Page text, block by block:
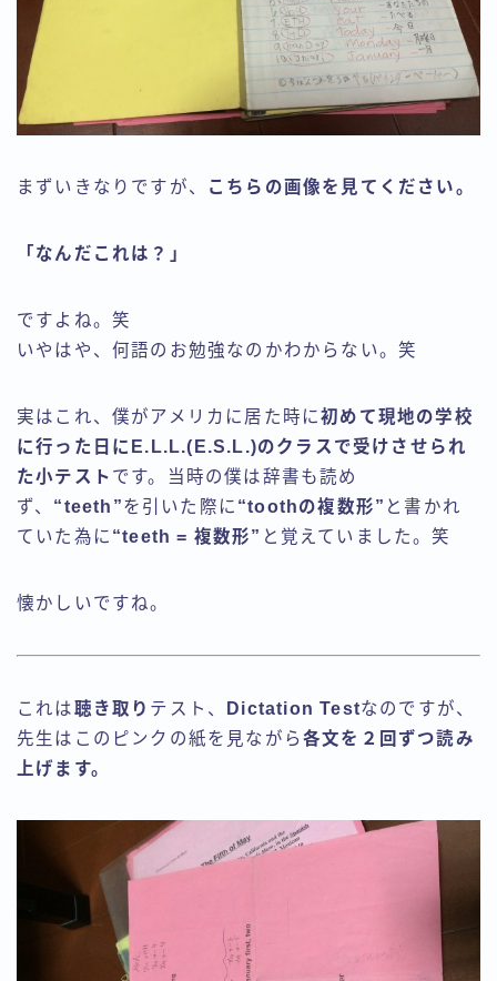
まずいきなりですが、 こちらの画像を見てください。
「なんだこれは？」
ですよね。笑
いやはや、何語のお勉強なのかわからない。笑
実はこれ、僕がアメリカに居た時に初めて現地の学校
に行った日にE.L.L.(E.S.L.)のクラスで受けさせられ
た小テスト です。当時の僕は辞書も読め
ず、 “teeth”を引いた際に “toothの複数形” と書かれ
ていた為に “teeth = 複数形” と覚えていました。笑
懐かしいですね。
これは聴き取り テスト、 Dictation Testなのですが、
先生はこのピンクの紙を見ながら各文を２回ずつ読み
上げます。